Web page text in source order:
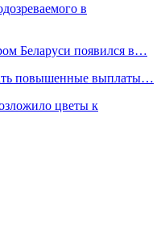
в
Беларуси появился в…
повышенные выплаты…
цветы к